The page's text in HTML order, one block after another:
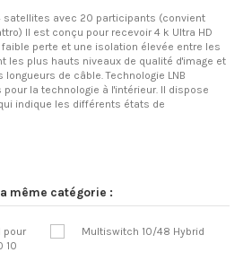
satellites avec 20 participants (convient
Il est conçu pour recevoir 4 k Ultra HD
faible perte et une isolation élevée entre les
les plus hauts niveaux de qualité d'image et
de câble. Technologie LNB
la technologie à l'intérieur. Il dispose
indique les différents états de
même catégorie :